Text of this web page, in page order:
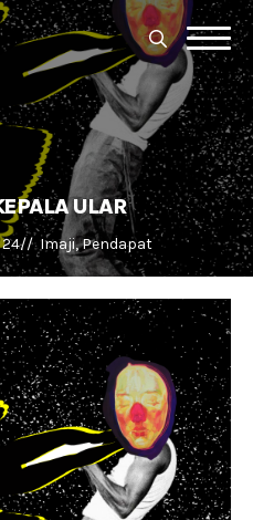
Search
for:
for:
ULAR
// Imaji Pendapat